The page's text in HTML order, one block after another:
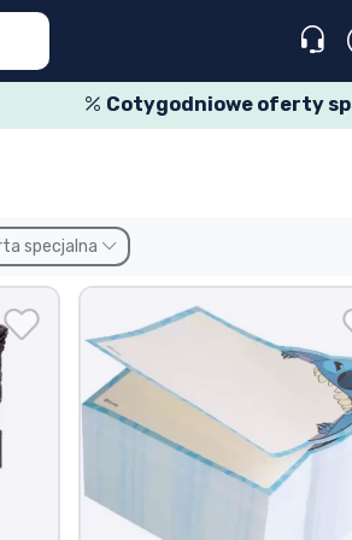
Cotygodniowe oferty
specjalna